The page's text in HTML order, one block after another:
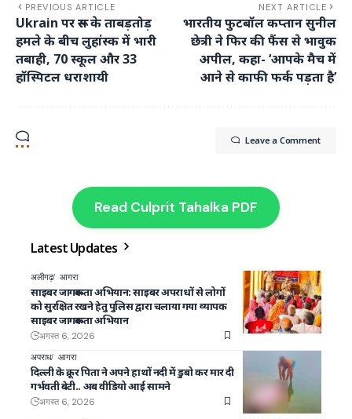
PREVIOUS ARTICLE
Ukrain पर रूस के ताबड़तोड़
हमले के बीच लुहांस्क में भारी
तबाही, 70 स्कूल और 33
हॉस्पिटल धराशायी
NEXT ARTICLE
भारतीय फुटबॉल कप्तान सुनील
छेत्री ने फिर की फैंस से भावुक
अपील, कहा- ‘आपके मैच में
आने से काफी फर्क पड़ता है’
Leave a Comment
Read Culprit Tahalka PDF
Latest Updates
अलीगढ़ आगरा
साइबर जागरूकता अभियान: साइबर अपराधों से लोगों
को सुरक्षित रखने हेतु पुलिस द्वारा चलाया गया व्यापक
साइबर जागरूकता अभियान
अगस्त 6, 2026
अपराध आगरा
दिल्ली के क्रूर पिता ने अपने हाथों नदी में डुबो कर मार दी
गर्भवती बेटी.. अब वीडियो आई सामने
अगस्त 6, 2026